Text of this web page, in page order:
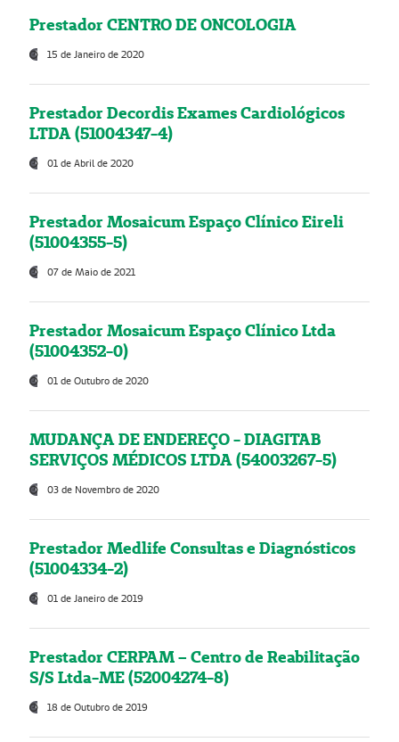
Prestador CENTRO DE ONCOLOGIA
15 de Janeiro de 2020
Prestador Decordis Exames Cardiológicos
LTDA (51004347-4)
01 de Abril de 2020
Prestador Mosaicum Espaço Clínico Eireli
(51004355-5)
07 de Maio de 2021
Prestador Mosaicum Espaço Clínico Ltda
(51004352-0)
01 de Outubro de 2020
MUDANÇA DE ENDEREÇO - DIAGITAB
SERVIÇOS MÉDICOS LTDA (54003267-5)
03 de Novembro de 2020
Prestador Medlife Consultas e Diagnósticos
(51004334-2)
01 de Janeiro de 2019
Prestador CERPAM – Centro de Reabilitação
S/S Ltda-ME (52004274-8)
18 de Outubro de 2019